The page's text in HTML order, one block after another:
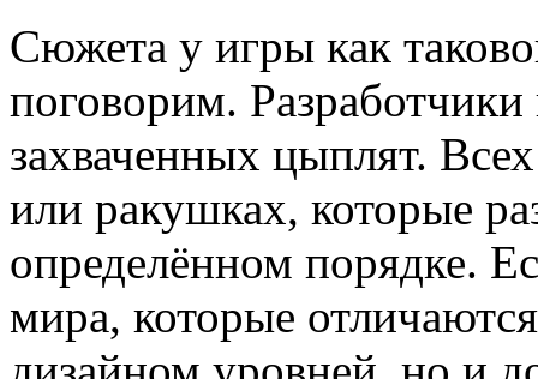
Сюжета у игры как
поговорим.
захваченных цыплят.
или ракушках, которые
определённом порядке.
мира, которые